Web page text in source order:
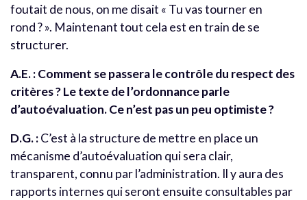
foutait de nous, on me disait « Tu vas tourner en
rond ? ». Maintenant tout cela est en train de se
structurer.
A.E. : Comment se passera le contrôle du respect des
critères ? Le texte de l’ordonnance parle
d’autoévaluation. Ce n’est pas un peu optimiste ?
D.G. :C’est à la structure de mettre en place un
mécanisme d’autoévaluation qui sera clair,
transparent, connu par l’administration. Il y aura des
rapports internes qui seront ensuite consultables par